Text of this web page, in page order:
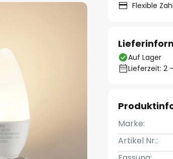
Flexible
Auf Lager
Lieferzeit: 2
Marke:
Artikel Nr.: